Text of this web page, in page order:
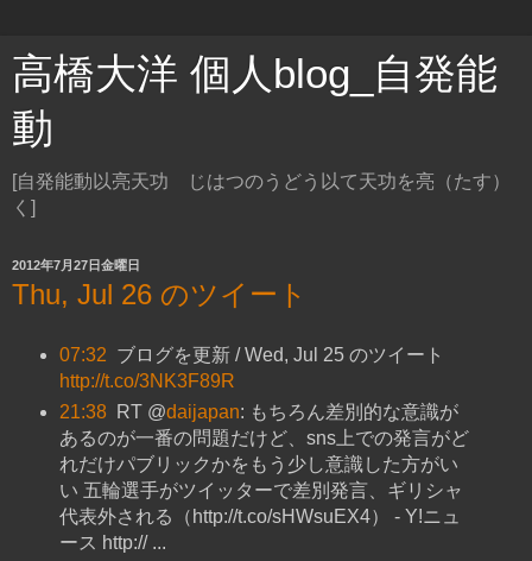
高橋大洋 個人blog_自発能
動
[自発能動以亮天功 じはつのうどう以て天功を亮（たす）
く]
2012年7月27日金曜日
Thu, Jul 26 のツイート
07:32 ブログを更新 / Wed, Jul 25 のツイート
http://t.co/3NK3F89R
21:38
RT @daijapan: もちろん差別的な意識が
あるのが一番の問題だけど、sns上での発言がど
れだけパブリックかをもう少し意識した方がい
い 五輪選手がツイッターで差別発言、ギリシャ
代表外される（http://t.co/sHWsuEX4） - Y!ニュ
ース http:// ...